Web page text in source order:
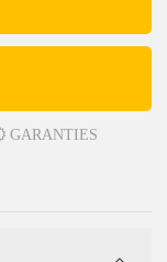
GARANTIES